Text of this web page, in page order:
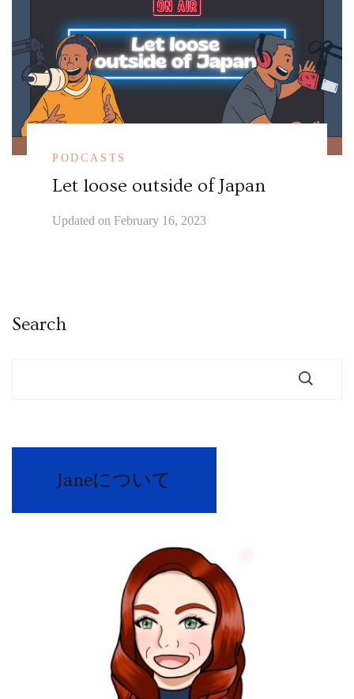
PODCASTS
Let loose outside of Japan
Updated on February 16, 2023
Search
Janeについて